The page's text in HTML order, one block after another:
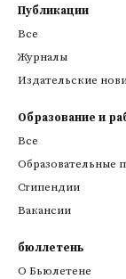
Публикации
Все
Журналы
Издательские
Образование и
Все
Образовательные
Стипендии
Вакансии
бюллетень
О Бьюлетене